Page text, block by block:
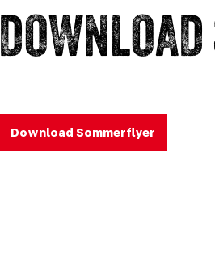
Download Sommerflyer